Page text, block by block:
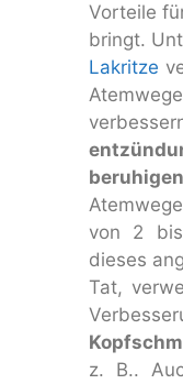
Vorteile
bringt.
Lakritze
von 2
dieses
Tat,
z. B..